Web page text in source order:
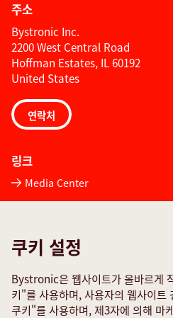
주소
Bystronic Inc.
2200 West Central Road
Hoffman Estates, IL 60192
United States
연락처
링크
Media Center
Quality policies
서비스 문의 양식
소셜 미디어
쿠키 설정
Bystronic은 웹사이트가 올바르게
키"를 사용하며, 사용자의 웹사이트
쿠키"를 사용하며, 제3자에 의해 마